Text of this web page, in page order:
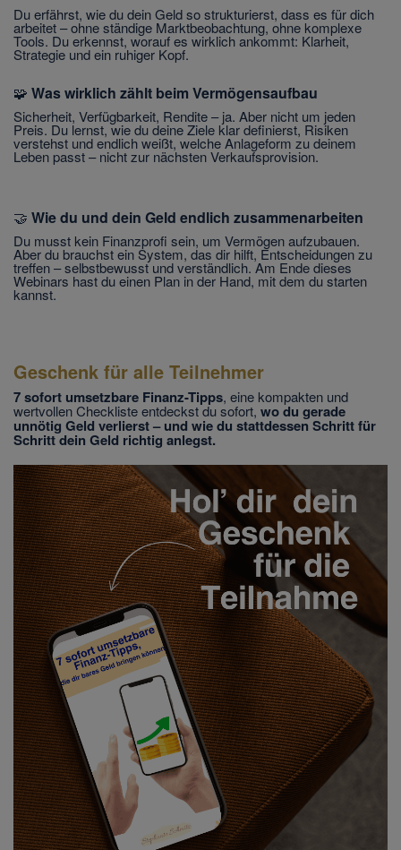
Du erfährst, wie du dein Geld so strukturierst, dass es für dich
arbeitet – ohne ständige Marktbeobachtung, ohne komplexe
Tools. Du erkennst, worauf es wirklich ankommt: Klarheit,
Strategie und ein ruhiger Kopf.
🧩 Was wirklich zählt beim Vermögensaufbau
Sicherheit, Verfügbarkeit, Rendite – ja. Aber nicht um jeden
Preis. Du lernst, wie du deine Ziele klar definierst, Risiken
verstehst und endlich weißt, welche Anlageform zu deinem
Leben passt – nicht zur nächsten Verkaufsprovision.
🤝 Wie du und dein Geld endlich zusammenarbeiten
Du musst kein Finanzprofi sein, um Vermögen aufzubauen.
Aber du brauchst ein System, das dir hilft, Entscheidungen zu
treffen – selbstbewusst und verständlich. Am Ende dieses
Webinars hast du einen Plan in der Hand, mit dem du starten
kannst.
Geschenk für alle Teilnehmer
7 sofort umsetzbare Finanz-Tipps, eine kompakten und
wertvollen Checkliste entdeckst du sofort, wo du gerade
unnötig Geld verlierst – und wie du stattdessen Schritt für
Schritt dein Geld richtig anlegst.